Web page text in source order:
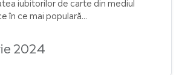
2024
iubitorilor de carte din mediul
în ce mai populară...